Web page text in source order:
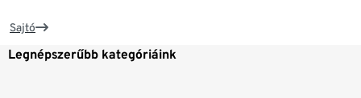
Sajtó
Legnépszerűbb kategóriáink